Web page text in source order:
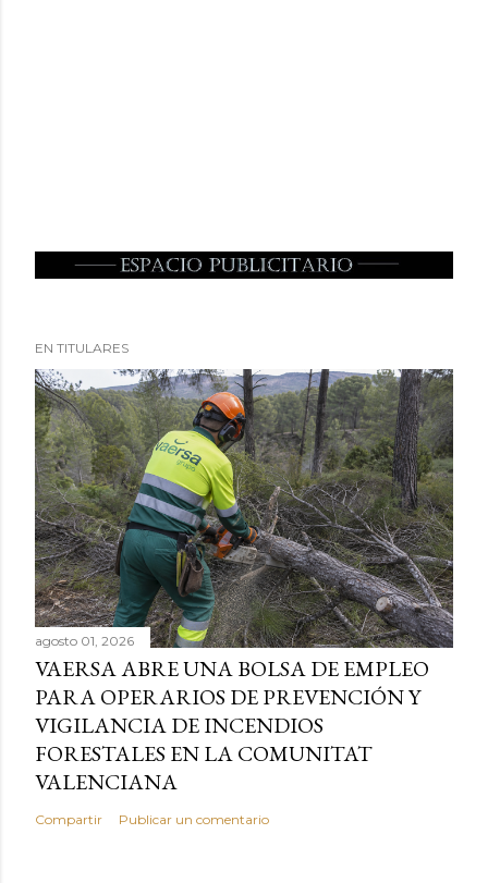
EN TITULARES
agosto 01, 2026
VAERSA ABRE UNA BOLSA DE EMPLEO
PARA OPERARIOS DE PREVENCIÓN Y
VIGILANCIA DE INCENDIOS
FORESTALES EN LA COMUNITAT
VALENCIANA
Compartir Publicar un comentario